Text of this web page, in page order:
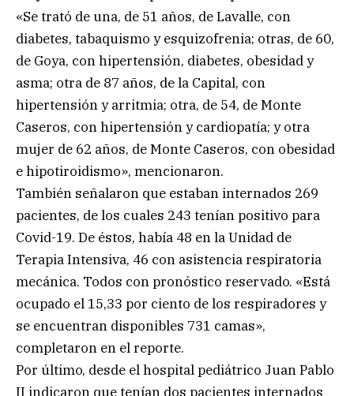
«Se trató de una, de 51 años, de Lavalle, con
diabetes, tabaquismo y esquizofrenia; otras, de 60,
de Goya, con hipertensión, diabetes, obesidad y
asma; otra de 87 años, de la Capital, con
hipertensión y arritmia; otra, de 54, de Monte
Caseros, con hipertensión y cardiopatía; y otra
mujer de 62 años, de Monte Caseros, con obesidad
e hipotiroidismo», mencionaron.
También señalaron que estaban internados 269
pacientes, de los cuales 243 tenían positivo para
Covid-19. De éstos, había 48 en la Unidad de
Terapia Intensiva, 46 con asistencia respiratoria
mecánica. Todos con pronóstico reservado. «Está
ocupado el 15,33 por ciento de los respiradores y
se encuentran disponibles 731 camas»,
completaron en el reporte.
Por último, desde el hospital pediátrico Juan Pablo
II indicaron que tenían dos pacientes internados